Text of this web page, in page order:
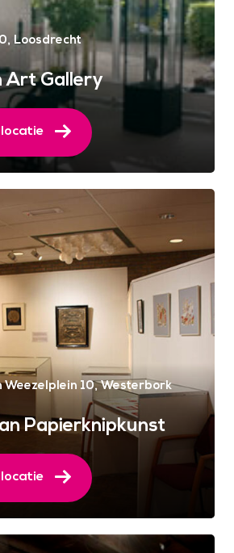
Loosdrecht
Art Gallery
locatie
Weezelplein 10 Westerbork
Papierknipkunst
locatie